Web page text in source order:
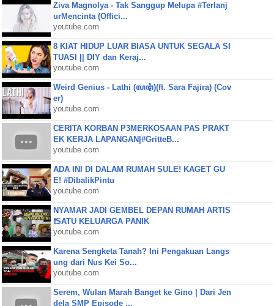
Ziva Magnolya - Tak Sanggup Melupa #Terlanj
urMencinta (Offici...
youtube.com
8 KIAT HIDUP LUAR BIASA UNTUK SEGALA SI
TUASI || DIY dan Keraj...
youtube.com
Weird Genius - Lathi (ꦭꦛꦶ)(ft. Sara Fajira) (Cov
er)
youtube.com
CERITA KORBAN P3MERKOSAAN PAS PRAKT
EK KERJA LAPANGAN|#GritteB...
youtube.com
ADA INI DI DALAM RUMAH SULE! KAGET GU
E! #DibalikPintu
youtube.com
NYAMAR JADI GEMBEL DEPAN RUMAH ARTIS
❗SATU KELUARGA PANIK
youtube.com
Karena Sengketa Tanah? Ini Pengakuan Langs
ung dari Nus Kei So...
youtube.com
Serem, Wulan Marah Banget ke Gino | Dari Jen
dela SMP Episode ...